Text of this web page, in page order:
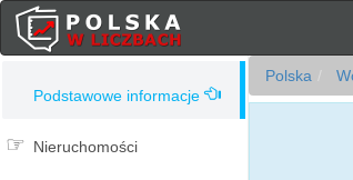
Podstawowe informacje
Nieruchomości
Polska